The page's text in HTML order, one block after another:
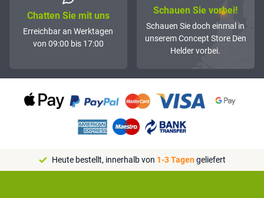
Chatten Sie mit uns
Erreichbar an Werktagen
von 09:00 bis 17:00
Schauen Sie vorbei!
Schauen Sie doch einmal in
unserem Concept Store Den
Helder vorbei.
Heute bestellt, innerhalb von 1-3 Tagengeliefert